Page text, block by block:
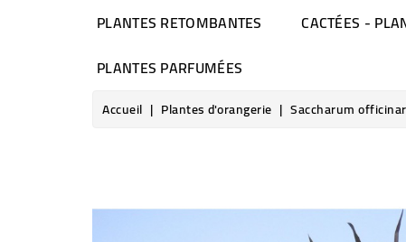
PLANTES RETOMBANTES
CACTÉES -
PLANTES PARFUMÉES
Accueil Plantes d'orangerie Saccharum